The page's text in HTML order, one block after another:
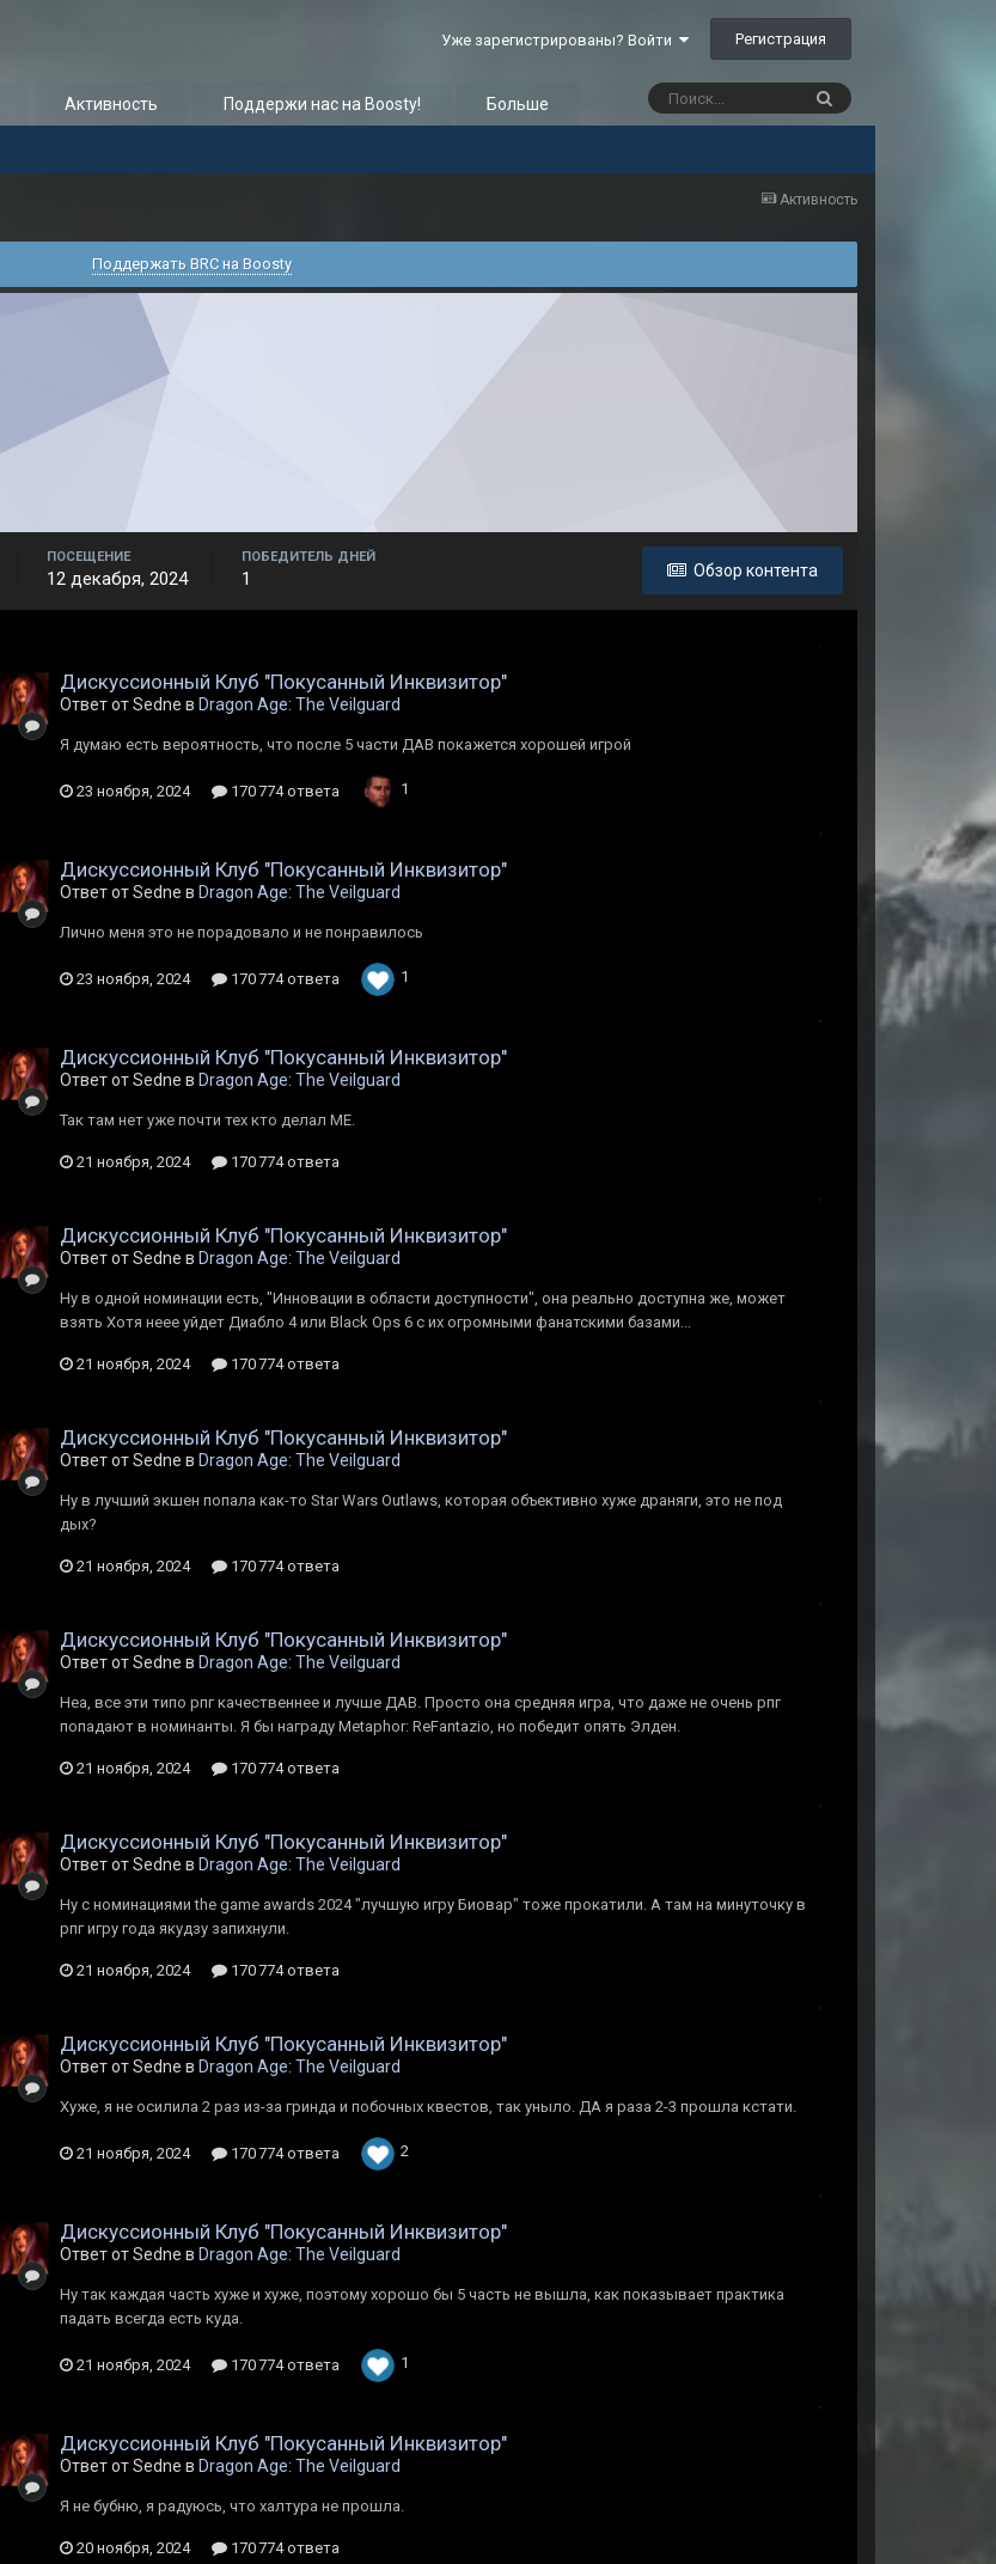
Уже зарегистрированы? Войти Регистрация
Активность Поддержи нас на Boosty! Больше
Активность
Поддержать BRC на Boosty
Обзор контента
ПОСЕЩЕНИЕ
12 декабря, 2024
ПОБЕДИТЕЛЬ ДНЕЙ
1
Дискуссионный Клуб "Покусанный Инквизитор"
Ответ от Sedne в Dragon Age: The Veilguard
Я думаю есть вероятность, что после 5 части ДАВ покажется хорошей игрой
23 ноября, 2024 170 774 ответа 1
Дискуссионный Клуб "Покусанный Инквизитор"
Ответ от Sedne в Dragon Age: The Veilguard
Лично меня это не порадовало и не понравилось
23 ноября, 2024 170 774 ответа 1
Дискуссионный Клуб "Покусанный Инквизитор"
Ответ от Sedne в Dragon Age: The Veilguard
Так там нет уже почти тех кто делал МЕ.
21 ноября, 2024 170 774 ответа
Дискуссионный Клуб "Покусанный Инквизитор"
Ответ от Sedne в Dragon Age: The Veilguard
Ну в одной номинации есть, "Инновации в области доступности", она реально доступна же, может
взять Хотя неее уйдет Диабло 4 или Black Ops 6 с их огромными фанатскими базами...
21 ноября, 2024 170 774 ответа
Дискуссионный Клуб "Покусанный Инквизитор"
Ответ от Sedne в Dragon Age: The Veilguard
Ну в лучший экшен попала как-то Star Wars Outlaws, которая объективно хуже драняги, это не под
дых?
21 ноября, 2024 170 774 ответа
Дискуссионный Клуб "Покусанный Инквизитор"
Ответ от Sedne в Dragon Age: The Veilguard
Неа, все эти типо рпг качественнее и лучше ДАВ. Просто она средняя игра, что даже не очень рпг
попадают в номинанты. Я бы награду Metaphor: ReFantazio, но победит опять Элден.
21 ноября, 2024 170 774 ответа
Дискуссионный Клуб "Покусанный Инквизитор"
Ответ от Sedne в Dragon Age: The Veilguard
Ну с номинациями the game awards 2024 "лучшую игру Биовар" тоже прокатили. А там на минуточку в
рпг игру года якудзу запихнули.
21 ноября, 2024 170 774 ответа
Дискуссионный Клуб "Покусанный Инквизитор"
Ответ от Sedne в Dragon Age: The Veilguard
Хуже, я не осилила 2 раз из-за гринда и побочных квестов, так уныло. ДА я раза 2-3 прошла кстати.
21 ноября, 2024 170 774 ответа 2
Дискуссионный Клуб "Покусанный Инквизитор"
Ответ от Sedne в Dragon Age: The Veilguard
Ну так каждая часть хуже и хуже, поэтому хорошо бы 5 часть не вышла, как показывает практика
падать всегда есть куда.
21 ноября, 2024 170 774 ответа 1
Дискуссионный Клуб "Покусанный Инквизитор"
Ответ от Sedne в Dragon Age: The Veilguard
Я не бубню, я радуюсь, что халтура не прошла.
20 ноября, 2024 170 774 ответа